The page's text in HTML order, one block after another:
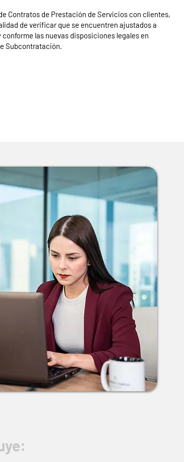
Contratos de Prestación de Servicios con clientes,
de verificar que se encuentren ajustados a
conforme las nuevas disposiciones legales en
Subcontratación.